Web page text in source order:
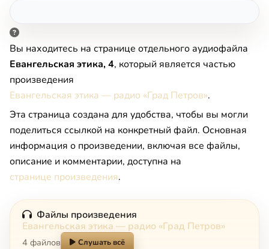
Вы находитесь на странице отдельного аудиофайла
Евангельская этика, 4, который является частью
произведения
Евангельская этика — радио «Град Петров».
Эта страница создана для удобства, чтобы вы могли
поделиться ссылкой на конкретный файл. Основная
информация о произведении, включая все файлы,
описание и комментарии, доступна на
странице произведения.
Файлы произведения
Евангельская этика — радио «Град Петров»
4 файлов Слушать всё